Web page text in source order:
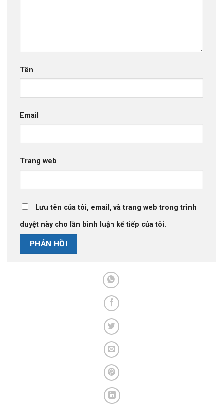
Tên
Email
Trang web
Lưu tên của tôi, email, và trang web trong trình
duyệt này cho lần bình luận kế tiếp của tôi.